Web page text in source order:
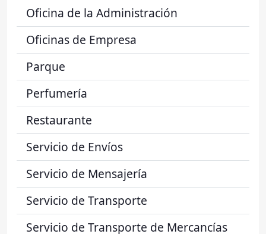
Oficina de la Administración
Oficinas de Empresa
Parque
Perfumería
Restaurante
Servicio de Envíos
Servicio de Mensajería
Servicio de Transporte
Servicio de Transporte de Mercancías